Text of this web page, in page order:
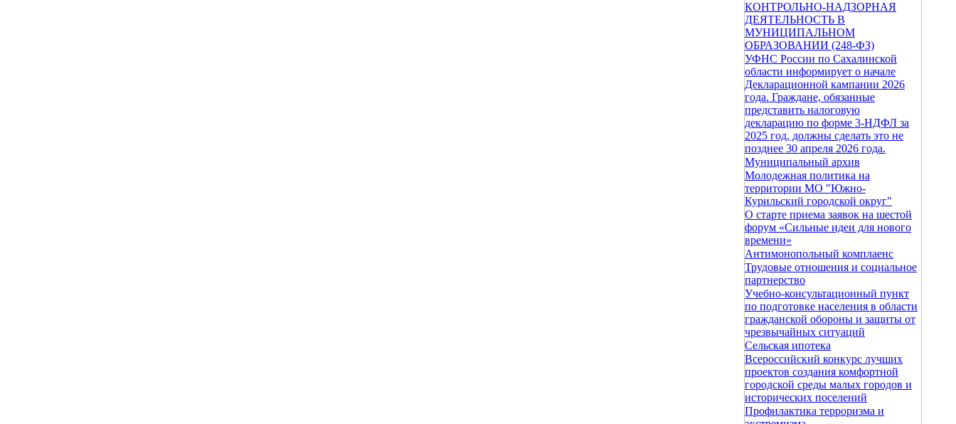
КОНТРОЛЬНО-НАДЗОРНАЯ
ДЕЯТЕЛЬНОСТЬ В
МУНИЦИПАЛЬНОМ
ОБРАЗОВАНИИ (248-ФЗ)
УФНС России по Сахалинской
области информирует о начале
Декларационной кампании 2026
года. Граждане, обязанные
представить налоговую
декларацию по форме 3-НДФЛ за
2025 год, должны сделать это не
позднее 30 апреля 2026 года.
Муниципальный архив
Молодежная политика на
территории МО "Южно-
Курильский городской округ"
О старте приема заявок на шестой
форум «Сильные идеи для нового
времени»
Антимонопольный комплаенс
Трудовые отношения и социальное
партнерство
Учебно-консультационный пункт
по подготовке населения в области
гражданской обороны и защиты от
чрезвычайных ситуаций
Сельская ипотека
Всероссийский конкурс лучших
проектов создания комфортной
городской среды малых городов и
исторических поселений
Профилактика терроризма и